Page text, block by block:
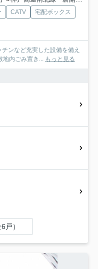
CATV
宅配ボックス
ンなど充実した設備を備え
内ごみ置き...
もっと見る
戸）